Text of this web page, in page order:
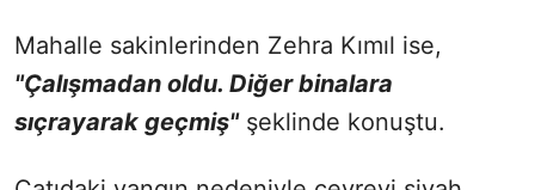
Mahalle sakinlerinden Zehra Kımıl ise,
"Çalışmadan oldu. Diğer binalara
sıçrayarak geçmiş"şeklinde konuştu.